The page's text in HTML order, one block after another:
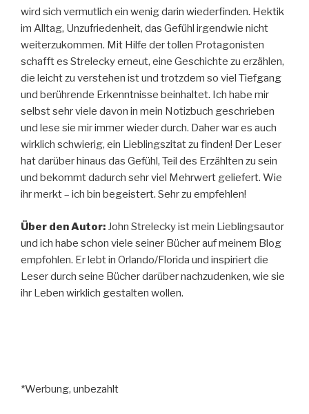
wird sich vermutlich ein wenig darin wiederfinden. Hektik
im Alltag, Unzufriedenheit, das Gefühl irgendwie nicht
weiterzukommen. Mit Hilfe der tollen Protagonisten
schafft es Strelecky erneut, eine Geschichte zu erzählen,
die leicht zu verstehen ist und trotzdem so viel Tiefgang
und berührende Erkenntnisse beinhaltet. Ich habe mir
selbst sehr viele davon in mein Notizbuch geschrieben
und lese sie mir immer wieder durch. Daher war es auch
wirklich schwierig, ein Lieblingszitat zu finden! Der Leser
hat darüber hinaus das Gefühl, Teil des Erzählten zu sein
und bekommt dadurch sehr viel Mehrwert geliefert. Wie
ihr merkt – ich bin begeistert. Sehr zu empfehlen!
Über den Autor: John Strelecky ist mein Lieblingsautor
und ich habe schon viele seiner Bücher auf meinem Blog
empfohlen. Er lebt in Orlando/Florida und inspiriert die
Leser durch seine Bücher darüber nachzudenken, wie sie
ihr Leben wirklich gestalten wollen.
*Werbung, unbezahlt